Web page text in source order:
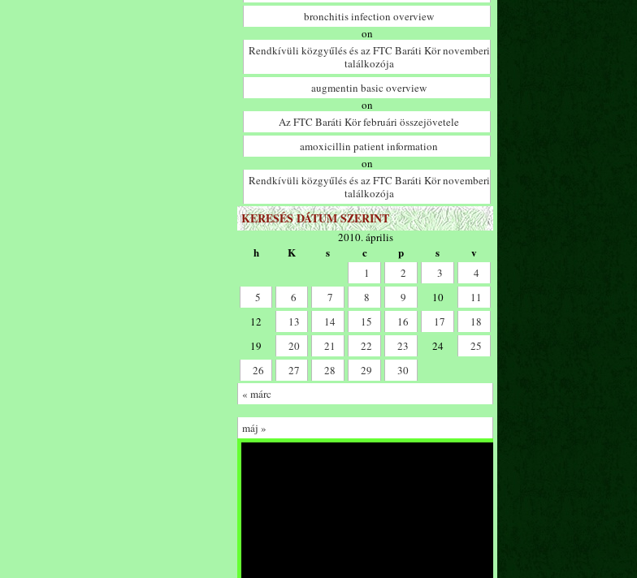
bronchitis infection overview
on
Rendkívüli közgyűlés és az FTC Baráti Kör novemberi
találkozója
augmentin basic overview
on
Az FTC Baráti Kör februári összejövetele
amoxicillin patient information
on
Rendkívüli közgyűlés és az FTC Baráti Kör novemberi
találkozója
KERESÉS DÁTUM SZERINT
2010. április
h K s c p s v
1 2 3
4
5
6 7 8 9 10
11
12
13 14 15 16 17
18
19
20 21 22 23 24
25
26
27 28 29
30
« márc
máj »